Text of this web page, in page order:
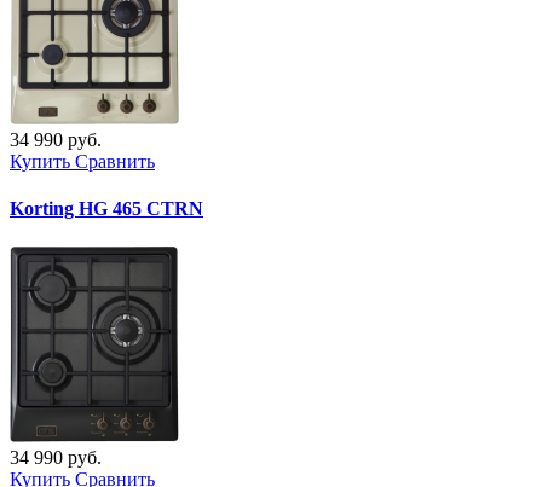
34 990 руб.
Купить Сравнить
Korting HG 465 CTRN
34 990 руб.
Купить Сравнить